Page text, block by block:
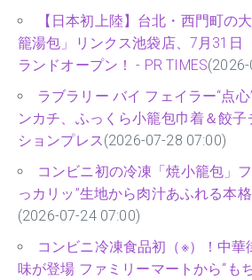
【日本初上陸】台北・西門町の
籠湯包」リンクス池袋店、7月31日
ランドオープン！ - PR TIMES
ラブラリー バイ フェイラー“点
ンカチ、ふっくら小籠包巾着＆餃子
ションプレス(2026-07-28 07:00)
コンビニ初の冷凍「焼小籠包」
っカリッ”生地から肉汁あふれる本
(2026-07-24 07:00)
コンビニ冷凍食品初（※）！中
味が登場 ファミリーマートから“も